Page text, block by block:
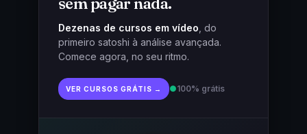
Dezenas de cursos em vídeo , do
primeiro satoshi à análise avançada.
Comece agora, no seu ritmo.
VER CURSOS GRÁTIS → ●100% grátis